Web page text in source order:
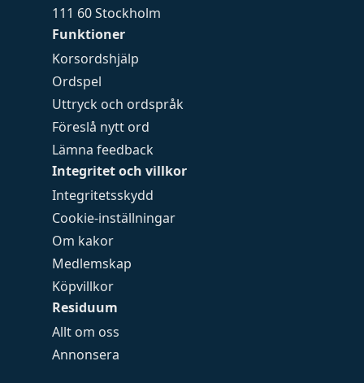
Funktioner
Korsordshjälp
Ordspel
Uttryck och ordspråk
Föreslå nytt ord
Lämna feedback
Integritet och villkor
Integritetsskydd
Cookie-inställningar
Om kakor
Medlemskap
Köpvillkor
Residuum
Allt om oss
Annonsera
111 60 Stockholm